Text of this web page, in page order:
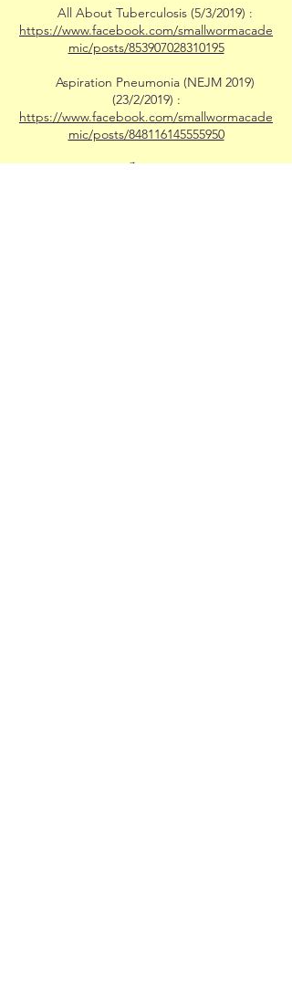
All About Tuberculosis (5/3/2019) :
https://www.facebook.com/smallwormacade
mic/posts/853907028310195
Aspiration Pneumonia (NEJM 2019)
(23/2/2019) :
https://www.facebook.com/smallwormacade
mic/posts/848116145555950
ปี 2018